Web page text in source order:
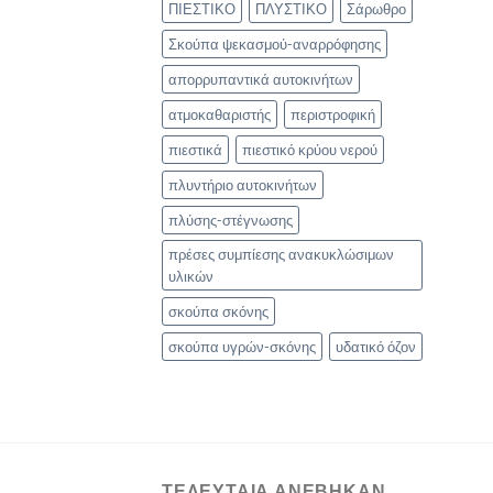
ΠΙΕΣΤΙΚΟ
ΠΛΥΣΤΙΚΟ
Σάρωθρο
Σκούπα ψεκασμού-αναρρόφησης
απορρυπαντικά αυτοκινήτων
ατμοκαθαριστής
περιστροφική
πιεστικά
πιεστικό κρύου νερού
πλυντήριο αυτοκινήτων
πλύσης-στέγνωσης
πρέσες συμπίεσης ανακυκλώσιμων
υλικών
σκούπα σκόνης
σκούπα υγρών-σκόνης
υδατικό όζον